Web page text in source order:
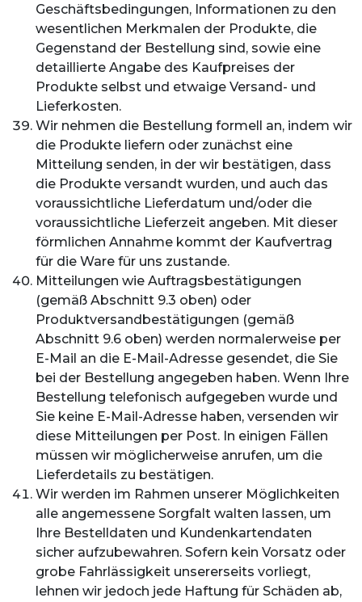
Geschäftsbedingungen, Informationen zu den
wesentlichen Merkmalen der Produkte, die
Gegenstand der Bestellung sind, sowie eine
detaillierte Angabe des Kaufpreises der
Produkte selbst und etwaige Versand- und
Lieferkosten.
Wir nehmen die Bestellung formell an, indem wir
die Produkte liefern oder zunächst eine
Mitteilung senden, in der wir bestätigen, dass
die Produkte versandt wurden, und auch das
voraussichtliche Lieferdatum und/oder die
voraussichtliche Lieferzeit angeben. Mit dieser
förmlichen Annahme kommt der Kaufvertrag
für die Ware für uns zustande.
Mitteilungen wie Auftragsbestätigungen
(gemäß Abschnitt 9.3 oben) oder
Produktversandbestätigungen (gemäß
Abschnitt 9.6 oben) werden normalerweise per
E-Mail an die E-Mail-Adresse gesendet, die Sie
bei der Bestellung angegeben haben. Wenn Ihre
Bestellung telefonisch aufgegeben wurde und
Sie keine E-Mail-Adresse haben, versenden wir
diese Mitteilungen per Post. In einigen Fällen
müssen wir möglicherweise anrufen, um die
Lieferdetails zu bestätigen.
Wir werden im Rahmen unserer Möglichkeiten
alle angemessene Sorgfalt walten lassen, um
Ihre Bestelldaten und Kundenkartendaten
sicher aufzubewahren. Sofern kein Vorsatz oder
grobe Fahrlässigkeit unsererseits vorliegt,
lehnen wir jedoch jede Haftung für Schäden ab,